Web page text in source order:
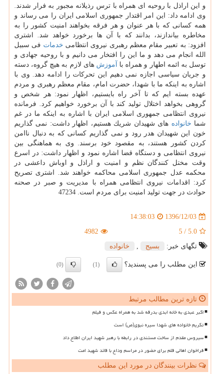
و این اراذل با روحیه ای همراه با ترس رذیلانه مجبور به فرار شدند.
وی ادامه داد: این امر اقتدار جمهوری اسلامی ایران را می رساند و
همه كسانی كه با هر عنوان و هر فرقه بخواهند امنیت كشور را به
مخاطره بیاندازند، بدانند كه با آن ها برخورد خواهد شد. اشتری
افزود: به تعبیر مقام معظم رهبری نیروی انتظامی خدمات فی سبیل
الله انجام می دهد و ما این را افتخار می دانیم و با روحیه جهادی و
توسل به ائمه اطهار و همراه با آموزش های لازم به هیچ گروه، دسته
و جریان سیاسی اجازه نمی دهیم این تحركات را ادامه دهد. وی با
اشاره به اینكه ما با شهدا، حضرت امام، مقام معظم رهبری و مردم
عهده بسته ایم كه تا آخر راه بایستیم، اظهار نمود: هر شخص و
گروهی بخواهد اختلال تولید كند با آن برخورد خواهیم كرد. فرمانده
نیروی انتظامی جمهوری اسلامی ایران با اشاره به اینكه ما در غم
شما خانواده های شهیدان شریك هستیم، اظهار داشت: نمی گذاریم
خون این شهیدان هدر رود و نمی گذاریم كسانی كه به دنبال ناامن
كردن كشور هستند، به مقصود خود برسند. وی به هماهنگی بین
نیروی انتظامی و دستگاه قضا اشاره نمود و اظهار داشت: در اسرع
وقت مختل كنندگان نظم و امنیت و اراذل و اوباش داعشی در
محكمه عدل جمهوری اسلامی محاكمه خواهند شد. اشتری تصریح
كرد: اقدامات نیروی انتظامی همراه با مدیریت و صبر در صحنه
حوادث در جهت تولید امنیت برای مردم است. 47234
1396/12/03
14:38:03
5.0
/
5
4982
تگهای خبر:
بسیج , خانواده
این مطلب را می پسندید؟ (1)
(0)
تازه ترین مطالب مرتبط
اکبر عبدی به خانه ابدی بدرقه شد به همراه عکس و فیلم
تکریم خانواده های شهدا سیره نبوی(ص) است
سیروس مقدم از ساخت مستندی در رابطه با رهبر شهید ایران اطلاع داد
فراخوان اهالی قلم برای حضور در مراسم وداع با قائد شهید امت
نظرات بینندگان در مورد این مطلب